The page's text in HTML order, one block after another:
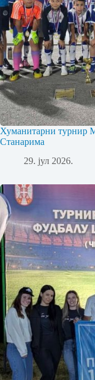
Хуманитарни турнир
Станарима
29. јул 2026.